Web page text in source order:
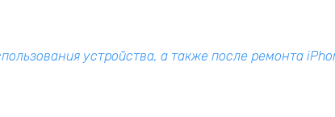
устройства, а также после ремонта